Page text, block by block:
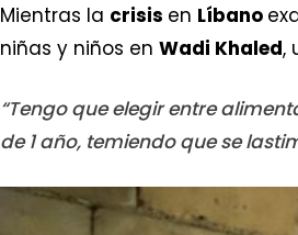
Mientras la crisis en Líbano
niñas y niños en Wadi Khaled,
“Tengo que elegir entre
de 1 año, temiendo que se